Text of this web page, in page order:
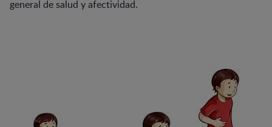
general de salud y afectividad.